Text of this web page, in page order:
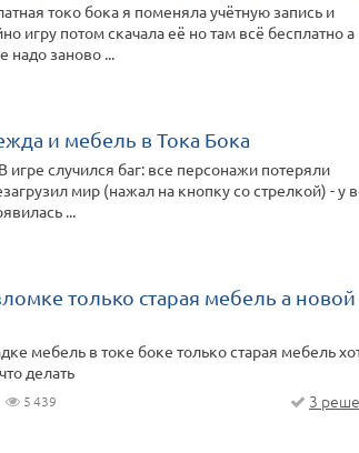
токо бока я поменяла учётную запись и
игру потом скачала её но там всё бесплатно а
надо заново ...
и мебель в Тока Бока
игре случился баг: все персонажи потеряли
мир (нажал на кнопку со стрелкой) - у
...
только старая мебель а новой
мебель в токе боке только старая мебель
делать
5 439 3